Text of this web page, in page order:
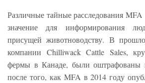
Различные тайные расследования
значение для информирования
присущей животноводству. В
компании Chilliwack Cattle Sales,
фермы в Канаде, были оштрафованы
после того, как MFA в 2014 году